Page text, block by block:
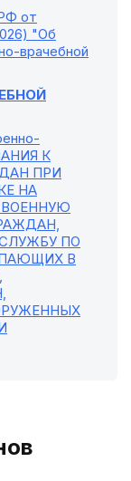
от
"Об
врачебной
К
ПРИ
НА
ВОЕННУЮ
ПО
В